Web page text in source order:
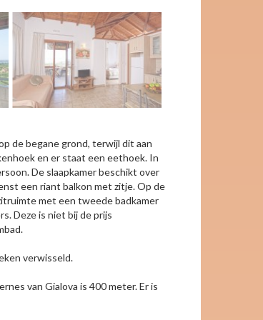
de begane grond, terwijl dit aan
en er staat een eethoek. In
De slaapkamer beschikt over
een riant balkon met zitje. Op de
met een tweede badkamer
Deze is niet bij de prijs
verwisseld.
van Gialova is 400 meter. Er is